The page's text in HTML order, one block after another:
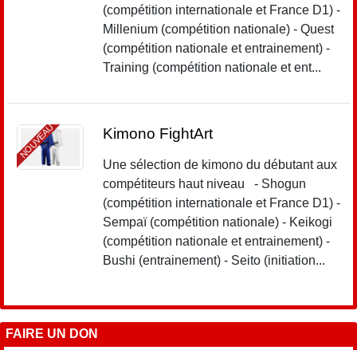
(compétition internationale et France D1) -
Millenium (compétition nationale) - Quest
(compétition nationale et entrainement) -
Training (compétition nationale et ent...
NOUVEAU Kimono FightArt
Une sélection de kimono du débutant aux
compétiteurs haut niveau - Shogun
(compétition internationale et France D1) -
Sempaï (compétition nationale) - Keikogi
(compétition nationale et entrainement) -
Bushi (entrainement) - Seito (initiation...
FAIRE UN DON